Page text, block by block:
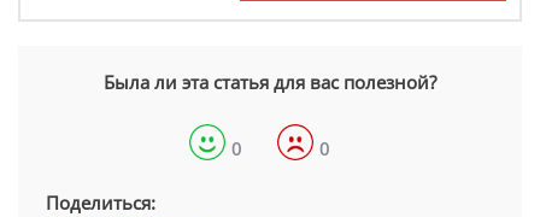
Была ли эта статья для вас полезной?
0 0
Поделиться: